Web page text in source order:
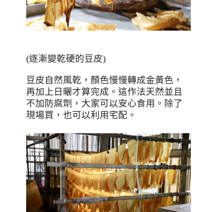
(逐漸變乾硬的豆皮)
豆皮自然風乾，顏色慢慢轉成金黃色，
再加上日曬才算完成。這作法天然並且
不加防腐劑，大家可以安心食用。除了
現場買，也可以利用宅配。